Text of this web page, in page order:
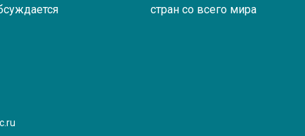
стран со всего мира